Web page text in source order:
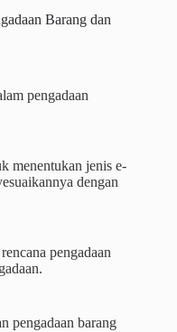
Barang dan
pengadaan
menentukan jenis e-
dengan
pengadaan
pengadaan barang